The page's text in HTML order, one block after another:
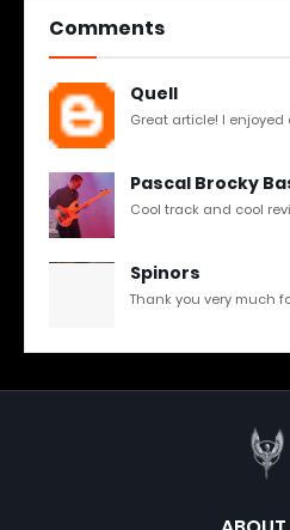
Comments
Quell
Great article! I
Pascal Brocky
Cool track and cool
Spinors
Thank you very much